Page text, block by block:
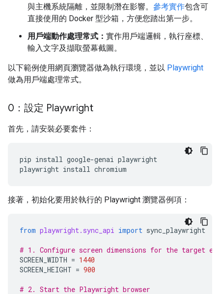
與主機系統隔離，並限制潛在影響。 參考實作包含可
直接使用的 Docker 型沙箱，方便您踏出第一步。
用戶端動作處理常式： 實作用戶端邏輯，執行座標、
輸入文字及擷取螢幕截圖。
以下範例使用網頁瀏覽器做為執行環境，並以 Playwright
做為用戶端處理常式。
0：設定 Playwright
首先，請安裝必要套件：
pip install google-genai playwright
playwright install
接著，初始化要用於執行的 Playwright 瀏覽器例項：
from playwright.sync_api import sync_playwright
# 1. Configure screen dimensions for the target
SCREEN_WIDTH = 1440
SCREEN_HEIGHT = 900
# 2. Start the Playwright browser